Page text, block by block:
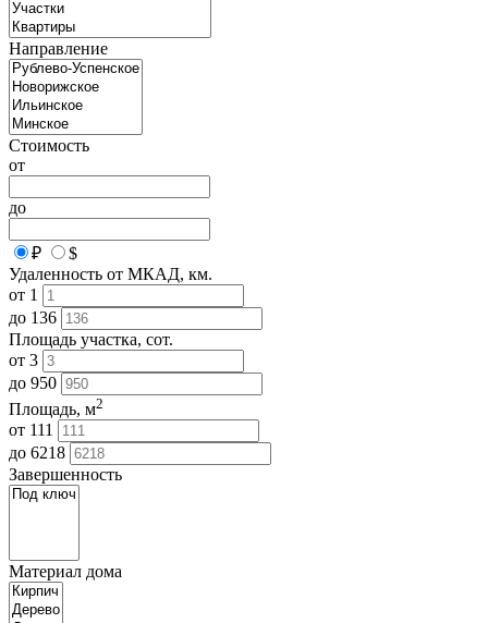
Направление
Стоимость
от
до
₽
$
Удаленность от МКАД, км.
от 1
до 136
Площадь участка, сот.
от 3
до 950
Площадь, м2
от 111
до 6218
Завершенность
Материал дома